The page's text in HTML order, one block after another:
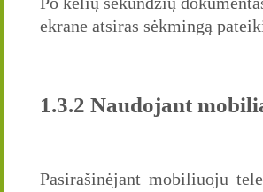
ekrane atsiras sėkmingą
1.3.2 Naudojant
Pasirašinėjant mobiliuoju